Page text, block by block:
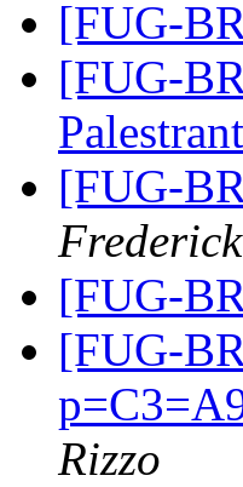
[FUG-
[FUG-
[FUG-
Frederick
[FUG-
[FUG-
Rizzo